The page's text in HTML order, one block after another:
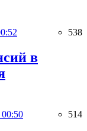
538
в
00:50 514